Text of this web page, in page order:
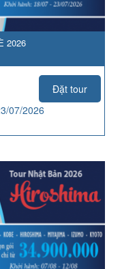
2026
Đặt tour
07/2026